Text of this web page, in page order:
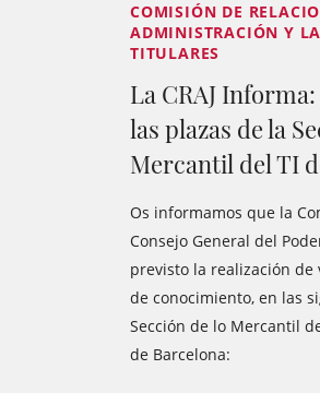
COMISIÓN DE
ADMINISTRACIÓN Y
TITULARES
La CRAJ
las plazas de la
Mercantil del TI
Os informamos que la
Consejo General del
previsto la realización de
de conocimiento, en las
Sección de lo Mercantil
de Barcelona: